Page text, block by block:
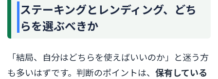
ステーキングとレンディング、どち
らを選ぶべきか
「結局、自分はどちらを使えばいいのか」と迷う方
も多いはずです。判断のポイントは、 保有している